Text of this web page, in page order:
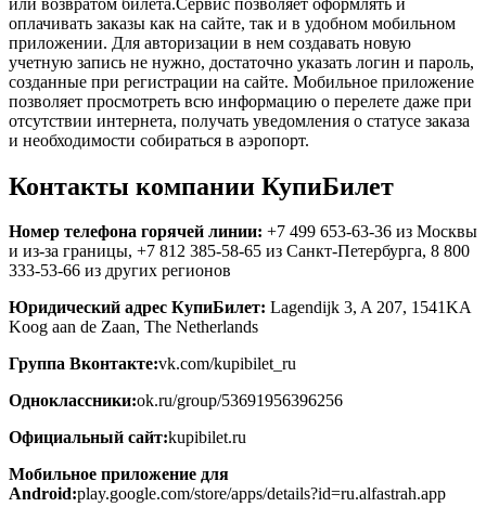
оплачивать заказы как на сайте, так и в удобном мобильном
приложении. Для авторизации в нем создавать новую
учетную запись не нужно, достаточно указать логин и пароль,
созданные при регистрации на сайте. Мобильное приложение
позволяет просмотреть всю информацию о перелете даже при
отсутствии интернета, получать уведомления о статусе заказа
и необходимости собираться в аэропорт.
Контакты компании КупиБилет
Номер телефона горячей линии: +7 499 653-63-36 из Москвы
и из-за границы, +7 812 385-58-65 из Санкт-Петербурга, 8 800
333-53-66 из других регионов
Юридический адрес КупиБилет: Lagendijk 3, A 207, 1541KA
Koog aan de Zaan, The Netherlands
Группа Вконтакте:vk.com/kupibilet_ru
Одноклассники:ok.ru/group/53691956396256
Официальный сайт:kupibilet.ru
Мобильное приложение для
Android:play.google.com/store/apps/details?id=ru.alfastrah.app